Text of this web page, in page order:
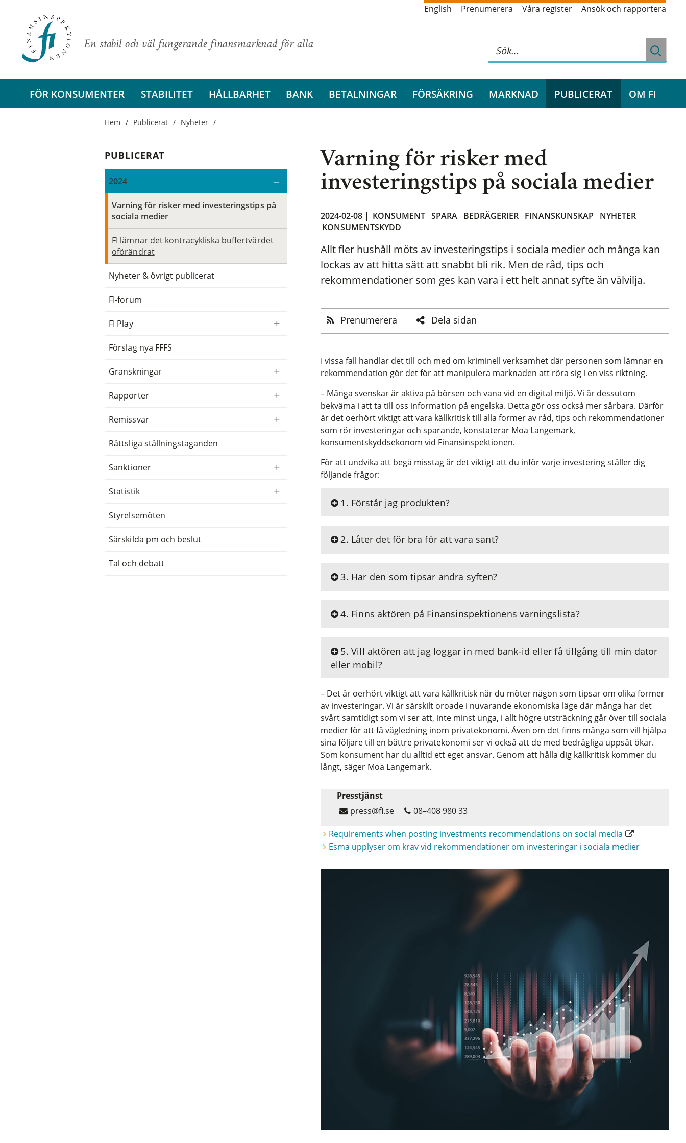
En stabil och väl fungerande finansmarknad för alla
English Prenumerera Våra register Ansök och rapportera
FÖR KONSUMENTER STABILITET HÅLLBARHET BANK BETALNINGAR FÖRSÄKRING MARKNAD PUBLICERAT OM FI
Varning för risker med
investeringstips på sociala medier
2024-02-08 | KONSUMENT SPARA BEDRÄGERIER FINANSKUNSKAP
NYHETER
KONSUMENTSKYDD
Allt fler hushåll möts av investeringstips i sociala medier och många kan
lockas av att hitta sätt att snabbt bli rik. Men de råd, tips och
rekommendationer som ges kan vara i ett helt annat syfte än välvilja.
Prenumerera Dela sidan
I vissa fall handlar det till och med om kriminell verksamhet där personen som lämnar en
rekommendation gör det för att manipulera marknaden att röra sig i en viss riktning.
– Många svenskar är aktiva på börsen och vana vid en digital miljö. Vi är dessutom
bekväma i att ta till oss information på engelska. Detta gör oss också mer sårbara. Därför
är det oerhört viktigt att vara källkritisk till alla former av råd, tips och rekommendationer
som rör investeringar och sparande, konstaterar Moa Langemark,
konsumentskyddsekonom vid Finansinspektionen.
För att undvika att begå misstag är det viktigt att du inför varje investering ställer dig
följande frågor:
1. Förstår jag produkten?
2. Låter det för bra för att vara sant?
3. Har den som tipsar andra syften?
4. Finns aktören på Finansinspektionens varningslista?
5. Vill aktören att jag loggar in med bank-id eller få tillgång till min dator
eller mobil?
– Det är oerhört viktigt att vara källkritisk när du möter någon som tipsar om olika former
av investeringar. Vi är särskilt oroade i nuvarande ekonomiska läge där många har det
svårt samtidigt som vi ser att, inte minst unga, i allt högre utsträckning går över till sociala
medier för att få vägledning inom privatekonomi. Även om det finns många som vill hjälpa
sina följare till en bättre privatekonomi ser vi också att de med bedrägliga uppsåt ökar.
Som konsument har du alltid ett eget ansvar. Genom att hålla dig källkritisk kommer du
långt, säger Moa Langemark.
Presstjänst
press@fi.se
08–408 980 33
Requirements when posting investments recommendations on social media
Esma upplyser om krav vid rekommendationer om investeringar i sociala medier
Hem Publicerat Nyheter
PUBLICERAT
2024
Varning för risker med investeringstips på
sociala medier
FI lämnar det kontracykliska buffertvärdet
oförändrat
Nyheter & övrigt publicerat
FI-forum
FI Play
Förslag nya FFFS
Granskningar
Rapporter
Remissvar
Rättsliga ställningstaganden
Sanktioner
Statistik
Styrelsemöten
Särskilda pm och beslut
Tal och debatt